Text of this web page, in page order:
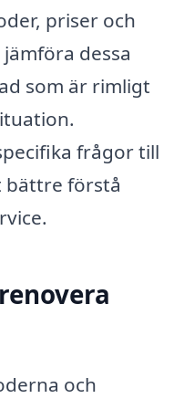
priser och
dessa
som är rimligt
frågor till
bättre förstå
och